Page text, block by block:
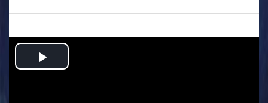
Play